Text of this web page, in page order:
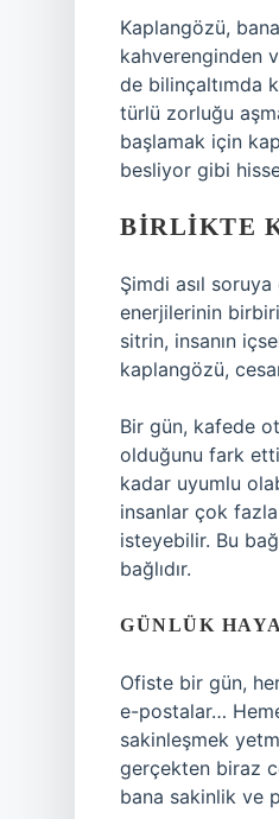
Kaplangözü,
kahverenginden
de bilinçaltımda
türlü zorluğu
başlamak için
besliyor gibi
BIRLIKTE
Şimdi asıl
enerjilerinin
sitrin, insanın
kaplangözü,
Bir gün, kafede
olduğunu fark
kadar uyumlu
insanlar çok
isteyebilir. Bu
bağlıdır.
GÜNLÜK
Ofiste bir gün,
e-postalar…
sakinleşmek
gerçekten biraz
bana sakinlik ve